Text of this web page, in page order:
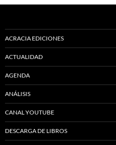
ACRACIA EDICIONES
ACTUALIDAD
AGENDA
ANÁLISIS
CANAL YOUTUBE
DESCARGA DE LIBROS